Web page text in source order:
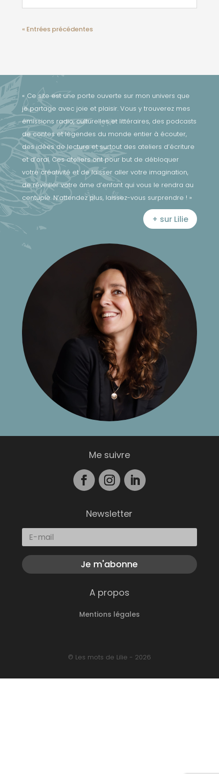
« Entrées précédentes
« Ce site est une porte ouverte sur mon univers que
je partage avec joie et plaisir. Vous y trouverez mes
émissions radio, culturelles et littéraires, des podcasts
de contes et légendes du monde entier à écouter,
des idées de lecture et surtout des ateliers d’écriture
et d’oral. Ces ateliers ont pour but de débloquer
votre créativité et de laisser aller votre imagination,
de réveiller votre âme d’enfant qui vous le rendra au
centuple. N’attendez plus, laissez-vous surprendre ! »
+ sur Lilie
Me suivre
Newsletter
Je m'abonne
A propos
Mentions légales
© Les mots de Lilie - 2026